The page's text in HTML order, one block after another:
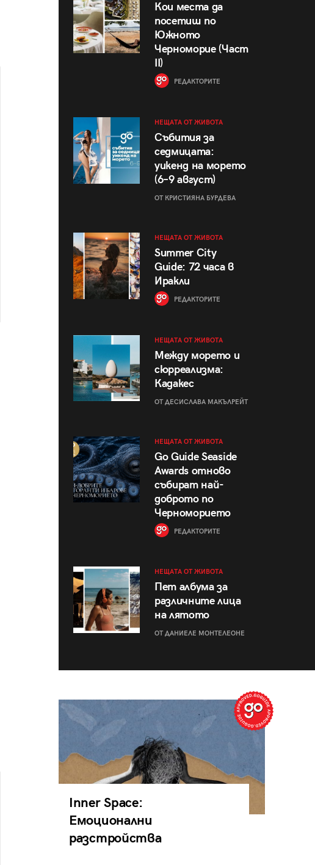
Кои места да
посетиш по
Южното
Черноморие (Част
II)
РЕДАКТОРИТЕ
НЕЩАТА ОТ ЖИВОТА
Събития за
седмицата:
уикенд на морето
(6–9 август)
ОТ КРИСТИЯНА БУРДЕВА
НЕЩАТА ОТ ЖИВОТА
Summer City
Guide: 72 часа в
Иракли
РЕДАКТОРИТЕ
НЕЩАТА ОТ ЖИВОТА
Между морето и
сюрреализма:
Кадакес
ОТ ДЕСИСЛАВА МАКЪЛРЕЙТ
НЕЩАТА ОТ ЖИВОТА
Go Guide Seaside
Awards отново
събират най-
доброто по
Черноморието
РЕДАКТОРИТЕ
НЕЩАТА ОТ ЖИВОТА
Пет албума за
различните лица
на лятото
ОТ ДАНИЕЛЕ МОНТЕЛЕОНЕ
Inner Space:
Емоционални
разстройства